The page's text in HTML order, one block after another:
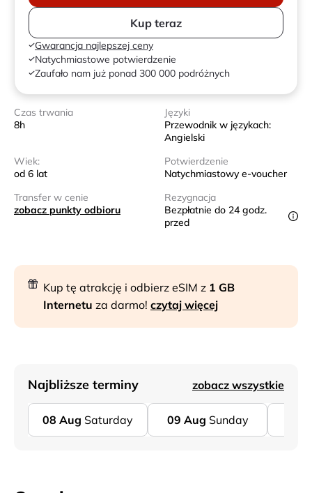
Kup teraz
Gwarancja najlepszej ceny
Natychmiastowe potwierdzenie
Zaufało nam już ponad 300 000 podróżnych
Czas trwania
8h
Języki
Przewodnik w językach:
Angielski
Wiek:
od 6 lat
Potwierdzenie
Natychmiastowy e-voucher
Transfer w cenie
zobacz punkty odbioru
Rezygnacja
Bezpłatnie do 24 godz.
przed
Kup tę atrakcję i odbierz eSIM z 1 GB
Internetu za darmo! czytaj więcej
Najbliższe terminy zobacz wszystkie
08 Aug Saturday 09 Aug Sunday